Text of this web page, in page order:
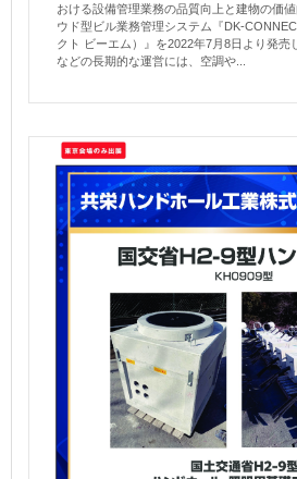
おける設備管理業務の品質向上と建物の価
ウド型ビル業務管理システム『DK-
クト ビーエム）』を2022年7月8日より発売
などの長期的な運営には、空調や...